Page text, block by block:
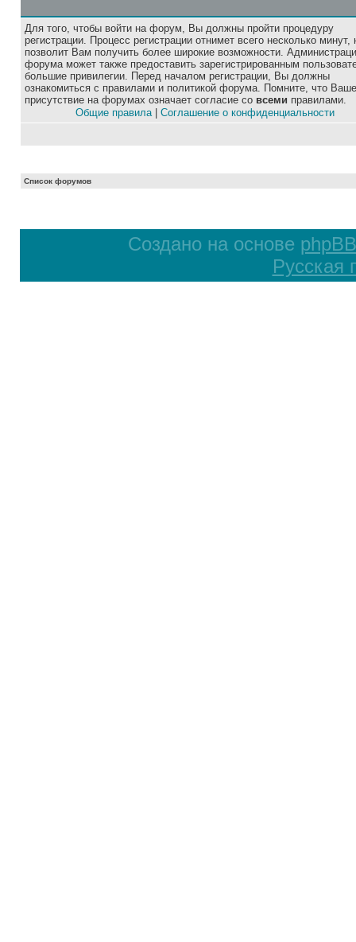
Для того, чтобы войти на форум, Вы должны пройти процедуру
регистрации. Процесс регистрации отнимет всего несколько минут,
позволит Вам получить более широкие возможности.
форума может также предоставить зарегистрированным
большие привилегии. Перед началом регистрации, Вы должны
ознакомиться с правилами и политикой форума. Помните, что Ваше
присутствие на форумах означает согласие со всеми правилами.
Общие правила| Соглашение о конфиденциальности
Список форумов
Создано на основе phpBB
Русская